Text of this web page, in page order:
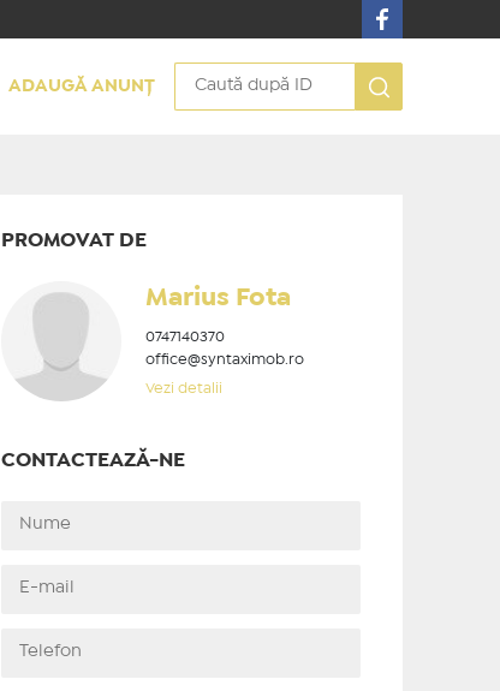
ADAUGĂ ANUNȚ
PROMOVAT DE
Marius Fota
0747140370
office@syntaximob.ro
Vezi detalii
CONTACTEAZĂ-NE